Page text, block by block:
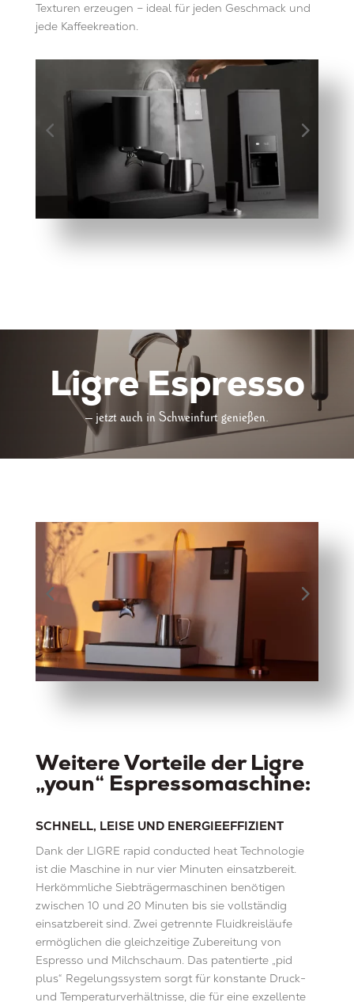
Texturen erzeugen – ideal für jeden Geschmack und
jede Kaffeekreation.
Ligre Espresso
– jetzt auch in Schweinfurt genießen.
Weitere Vorteile der Ligre
„youn“ Espressomaschine:
SCHNELL, LEISE UND ENERGIEEFFIZIENT
Dank der LIGRE rapid conducted heat Technologie
ist die Maschine in nur vier Minuten einsatzbereit.
Herkömmliche Siebträgermaschinen benötigen
zwischen 10 und 20 Minuten bis sie vollständig
einsatzbereit sind. Zwei getrennte Fluidkreisläufe
ermöglichen die gleichzeitige Zubereitung von
Espresso und Milchschaum. Das patentierte „pid
plus“ Regelungssystem sorgt für konstante Druck-
und Temperaturverhältnisse, die für eine exzellente